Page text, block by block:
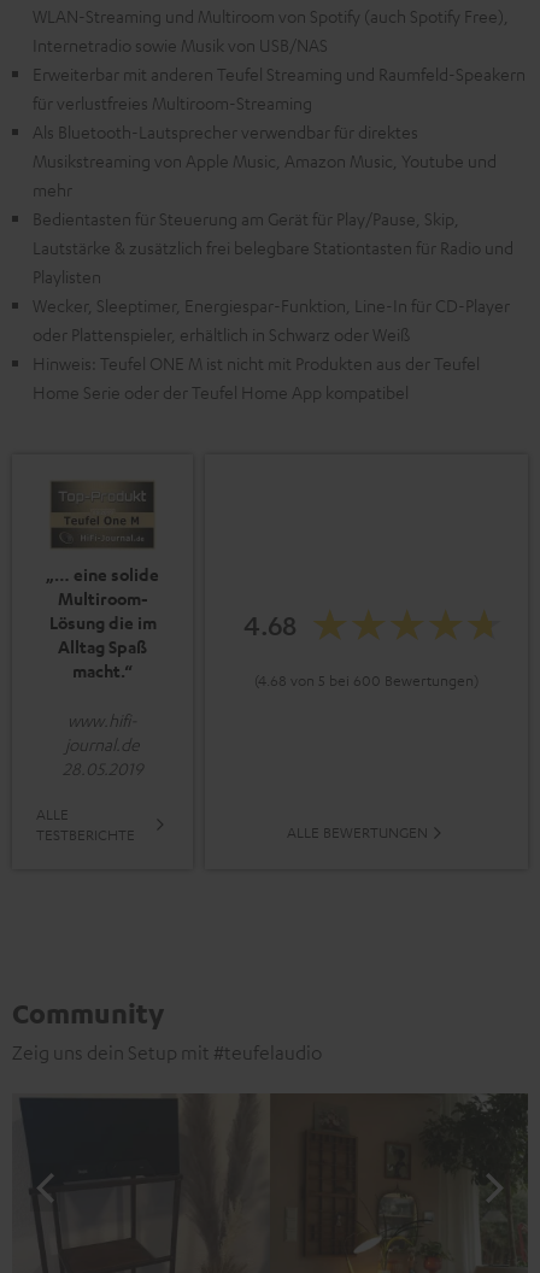
WLAN-Streaming und Multiroom von Spotify (auch Spotify Free),
Internetradio sowie Musik von USB/NAS
Erweiterbar mit anderen Teufel Streaming und Raumfeld-Speakern
für verlustfreies Multiroom-Streaming
Als Bluetooth-Lautsprecher verwendbar für direktes
Musikstreaming von Apple Music, Amazon Music, Youtube und
mehr
Bedientasten für Steuerung am Gerät für Play/Pause, Skip,
Lautstärke & zusätzlich frei belegbare Stationtasten für Radio und
Playlisten
Wecker, Sleeptimer, Energiespar-Funktion, Line-In für CD-Player
oder Plattenspieler, erhältlich in Schwarz oder Weiß
Hinweis: Teufel ONE M ist nicht mit Produkten aus der Teufel
Home Serie oder der Teufel Home App kompatibel
„… eine solide
Multiroom-
Lösung die im
Alltag Spaß
macht.“
www.hifi-
journal.de
28.05.2019
ALLE
TESTBERICHTE
4.68
(4.68 von 5 bei 600 Bewertungen)
ALLE BEWERTUNGEN
Community
Zeig uns dein Setup mit #teufelaudio